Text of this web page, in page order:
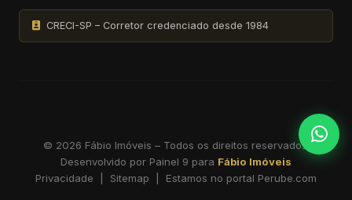
CRECI-SP – Corretor credenciado desde 1984
© 2026 Fábio Imóveis – Todos os direitos reservados.
Desenvolvido por Painel 9 para Fábio Imóveis
Privacidade
Sitemap Estamos no portal Perube.com